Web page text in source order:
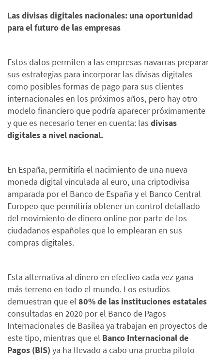
Las divisas digitales nacionales: una oportunidad
para el futuro de las empresas
Estos datos permiten a las empresas navarras preparar
sus estrategias para incorporar las divisas digitales
como posibles formas de pago para sus clientes
internacionales en los próximos años, pero hay otro
modelo financiero que podría aparecer próximamente
y que es necesario tener en cuenta: las divisas
digitales a nivel nacional.
En España, permitiría el nacimiento de una nueva
moneda digital vinculada al euro, una criptodivisa
amparada por el Banco de España y el Banco Central
Europeo que permitiría obtener un control detallado
del movimiento de dinero online por parte de los
ciudadanos españoles que lo emplearan en sus
compras digitales.
Esta alternativa al dinero en efectivo cada vez gana
más terreno en todo el mundo. Los estudios
demuestran que el 80% de las instituciones estatales
consultadas en 2020 por el Banco de Pagos
Internacionales de Basilea ya trabajan en proyectos de
este tipo, mientras que el Banco Internacional de
Pagos (BIS) ya ha llevado a cabo una prueba piloto